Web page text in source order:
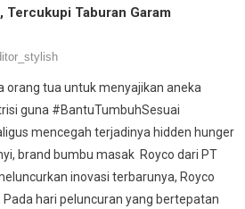
Tercukupi Taburan Garam
orang tua untuk menyajikan aneka
guna #BantuTumbuhSesuai
mencegah terjadinya hidden hunger
brand bumbu masak Royco dari PT
inovasi terbarunya, Royco
hari peluncuran yang bertepatan